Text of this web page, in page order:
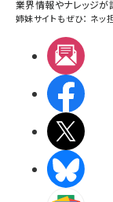
業界情報やナレッジが
姉妹サイトもぜひ： ネッ